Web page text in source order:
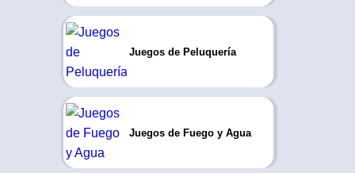
Juegos de Peluquería
Juegos de Fuego y Agua